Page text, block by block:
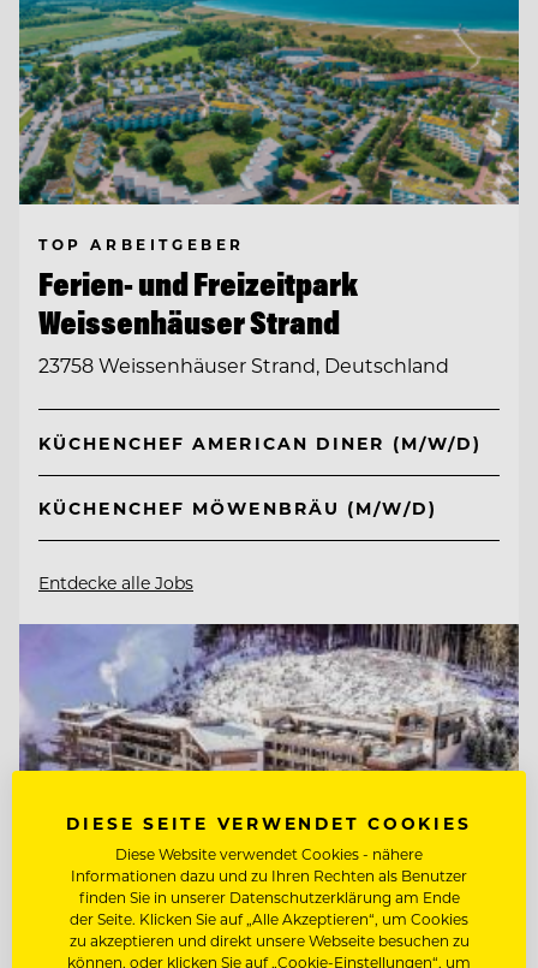
TOP ARBEITGEBER
Ferien- und Freizeitpark
Weissenhäuser Strand
23758 Weissenhäuser Strand, Deutschland
KÜCHENCHEF AMERICAN DINER (M/W/D)
KÜCHENCHEF MÖWENBRÄU (M/W/D)
Entdecke alle Jobs
DIESE SEITE VERWENDET COOKIES
Diese Website verwendet Cookies - nähere
Informationen dazu und zu Ihren Rechten als Benutzer
finden Sie in unserer Datenschutzerklärung am Ende
der Seite. Klicken Sie auf „Alle Akzeptieren“, um Cookies
zu akzeptieren und direkt unsere Webseite besuchen zu
können, oder klicken Sie auf „Cookie-Einstellungen“, um